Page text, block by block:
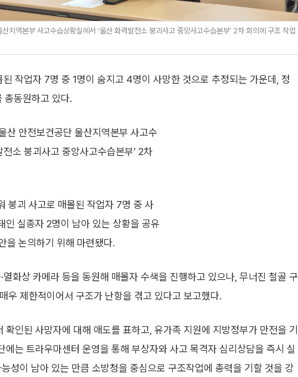
역본부 사고수습상황실에서 ‘울산 화력발전소 붕괴사고 중앙사고수습본부’ 2차 회의에 구조 작업
작업자 7명 중 1명이 숨지고 4명이 사망한 것으로 추정되는 가운데, 정
총동원하고 있다.
산 안전보건공단 울산지역본부 사고수
소 붕괴사고 중앙사고수습본부’ 2차
붕괴 사고로 매몰된 작업자 7명 중 사
인 실종자 2명이 남아 있는 상황을 공유
을 논의하기 위해 마련됐다.
열화상 카메라 등을 동원해 매몰자 수색을 진행하고 있으나, 무너진 철골 구
우 제한적이어서 구조가 난항을 겪고 있다고 보고했다.
인된 사망자에 대해 애도를 표하고, 유가족 지원에 지방정부가 만전을 기
는 트라우마센터 운영을 통해 부상자와 사고 목격자 심리상담을 즉시 실
성이 남아 있는 만큼 소방청을 중심으로 구조작업에 총력을 기할 것을 강